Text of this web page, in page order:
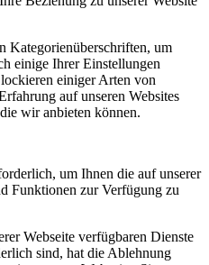
Kategorienüberschriften, um
einige Ihrer Einstellungen
einiger Arten von
auf unseren Websites
wir anbieten können.
um Ihnen die auf unserer
Funktionen zur Verfügung zu
Webseite verfügbaren Dienste
sind, hat die Ablehnung